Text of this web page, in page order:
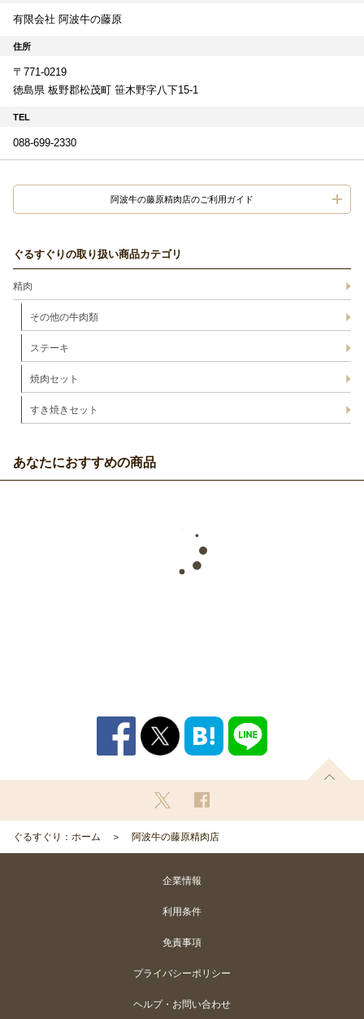
有限会社 阿波牛の藤原
住所
〒771-0219
徳島県 板野郡松茂町 笹木野字八下15-1
TEL
088-699-2330
阿波牛の藤原精肉店のご利用ガイド
ぐるすぐりの取り扱い商品カテゴリ
精肉
その他の牛肉類
ステーキ
焼肉セット
すき焼きセット
あなたにおすすめの商品
ぐるすぐり：ホーム 阿波牛の藤原精肉店
企業情報
利用条件
免責事項
プライバシーポリシー
ヘルプ・お問い合わせ